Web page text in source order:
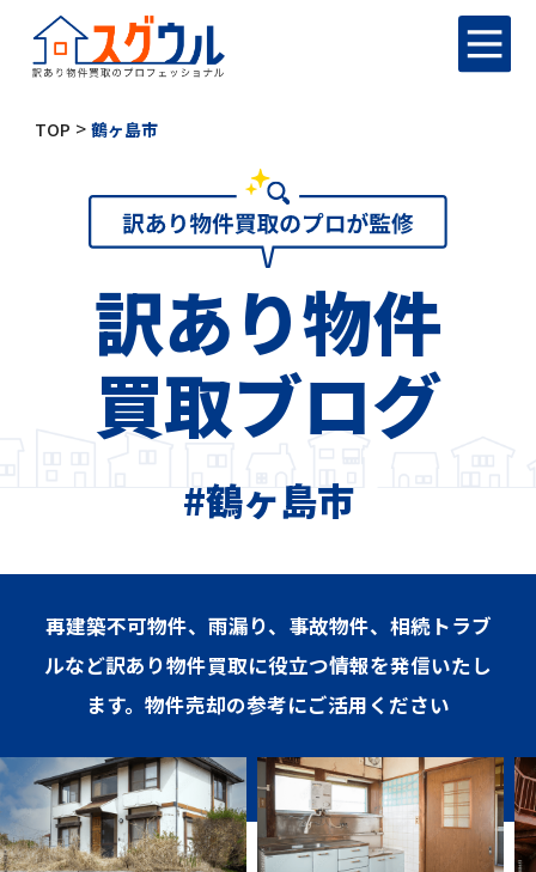
TOP >鶴ヶ島市
訳あり物件
買取ブログ
#鶴ヶ島市
再建築不可物件、雨漏り、事故物件、相続トラブ
ルなど訳あり物件買取に役立つ情報を発信いたし
ます。物件売却の参考にご活用ください